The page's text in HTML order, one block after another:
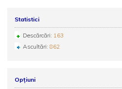
Statistici
Descărcări: 163
Ascultări: 862
Opțiuni